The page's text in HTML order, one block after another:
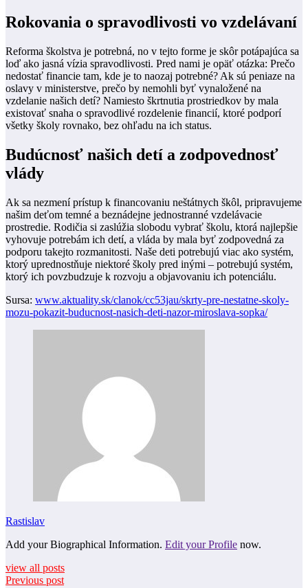
Rokovania o spravodlivosti vo vzdelávaní
Reforma školstva je potrebná, no v tejto forme je skôr potápajúca sa
loď ako jasná vízia spravodlivosti. Pred nami je opäť otázka: Prečo
nedostať financie tam, kde je to naozaj potrebné? Ak sú peniaze na
oslavy v ministerstve, prečo by nemohli byť vynaložené na
vzdelanie našich detí? Namiesto škrtnutia prostriedkov by mala
existovať snaha o spravodlivé rozdelenie financií, ktoré podporí
všetky školy rovnako, bez ohľadu na ich status.
Budúcnosť našich detí a zodpovednosť
vlády
Ak sa nezmení prístup k financovaniu neštátnych škôl, pripravujeme
našim deťom temné a beznádejne jednostranné vzdelávacie
prostredie. Rodičia si zaslúžia slobodu vybrať školu, ktorá najlepšie
vyhovuje potrebám ich detí, a vláda by mala byť zodpovedná za
podporu takejto rozmanitosti. Naše deti potrebujú viac ako systém,
ktorý uprednostňuje niektoré školy pred inými – potrebujú systém,
ktorý ich povzbudzuje k rozvoju a objavovaniu ich potenciálu.
Sursa: www.aktuality.sk/clanok/cc53jau/skrty-pre-nestatne-skoly-
mozu-pokazit-buducnost-nasich-deti-nazor-miroslava-sopka/
Rastislav
Add your Biographical Information. Edit your Profile now.
view all posts
Previous post